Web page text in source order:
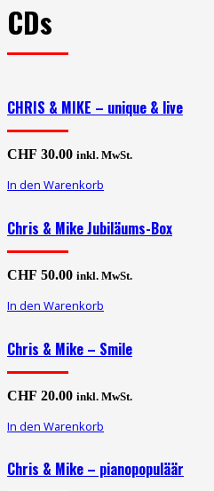
CDs
CHRIS & MIKE – unique & live
CHF 30.00 inkl. MwSt.
In den Warenkorb
Chris & Mike Jubiläums-Box
CHF 50.00 inkl. MwSt.
In den Warenkorb
Chris & Mike – Smile
CHF 20.00 inkl. MwSt.
In den Warenkorb
Chris & Mike – pianopopuläär